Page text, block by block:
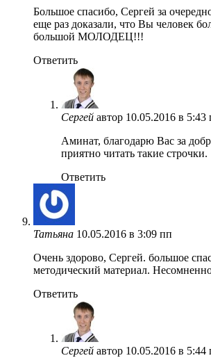
Большое спасибо, Сергей за
еще раз доказали, что Вы человек
большой МОЛОДЕЦ!!!
Ответить
Сергей автор 10.05.2016 в 5:43
Аминат, благодарю Вас за
приятно читать такие строчки.
Ответить
Татьяна 10.05.2016 в 3:09 пп
Очень здорово, Сергей. большое
методический материал.
Ответить
Сергей автор 10.05.2016 в 5:44